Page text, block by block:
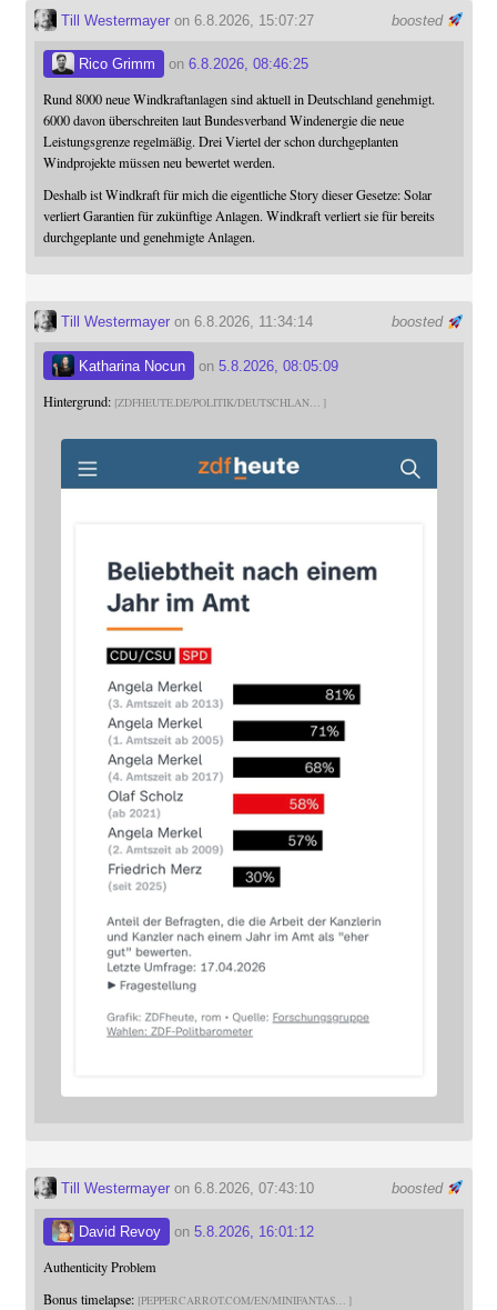
boosted
Till Westermayeron 6.8.2026, 15:07:27
Rico Grimm on 6.8.2026, 08:46:25
Rund 8000 neue Windkraftanlagen sind aktuell in Deutschland genehmigt.
6000 davon überschreiten laut Bundesverband Windenergie die neue
Leistungsgrenze regelmäßig. Drei Viertel der schon durchgeplanten
Windprojekte müssen neu bewertet werden.
Deshalb ist Windkraft für mich die eigentliche Story dieser Gesetze: Solar
verliert Garantien für zukünftige Anlagen. Windkraft verliert sie für bereits
durchgeplante und genehmigte Anlagen.
boosted
Till Westermayeron 6.8.2026, 11:34:14
Katharina Nocun on 5.8.2026, 08:05:09
Hintergrund: ZDFHEUTE.DE/POLITIK/DEUTSCHLAN
boosted
Till Westermayeron 6.8.2026, 07:43:10
David Revoy on 5.8.2026, 16:01:12
Authenticity Problem
Bonus timelapse: PEPPERCARROT.COM/EN/MINIFANTAS